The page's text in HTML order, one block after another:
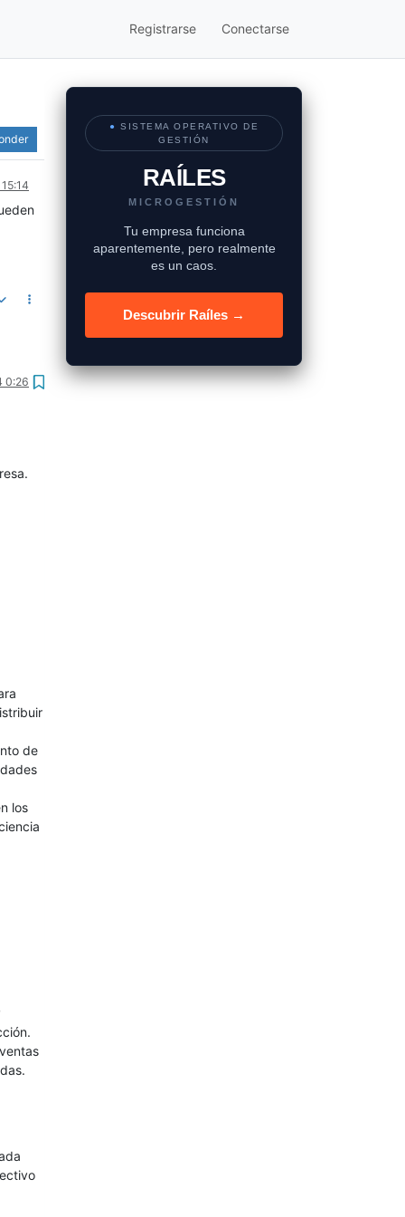
Registrarse Conectarse
0:26
de
los
●
SISTEMA OPERATIVO DE
GESTIÓN
RAÍLES
MICROGESTIÓN
Tu empresa funciona
aparentemente, pero realmente
es un caos.
Descubrir Raíles →